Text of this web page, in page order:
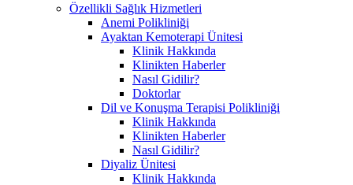
Özellikli Sağlık Hizmetleri
Anemi Polikliniği
Ayaktan Kemoterapi Ünitesi
Klinik Hakkında
Klinikten Haberler
Nasıl Gidilir?
Doktorlar
Dil ve Konuşma Terapisi Polikliniği
Klinik Hakkında
Klinikten Haberler
Nasıl Gidilir?
Diyaliz Ünitesi
Klinik Hakkında